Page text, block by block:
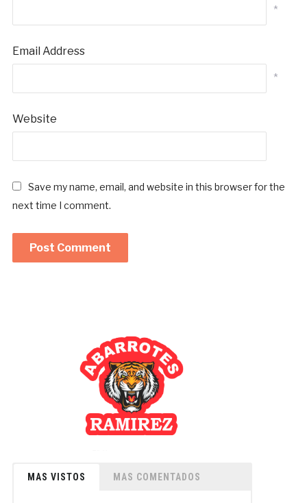
*
Email Address
*
Website
Save my name, email, and website in this browser for the
next time I comment.
MAS VISTOS MAS COMENTADOS